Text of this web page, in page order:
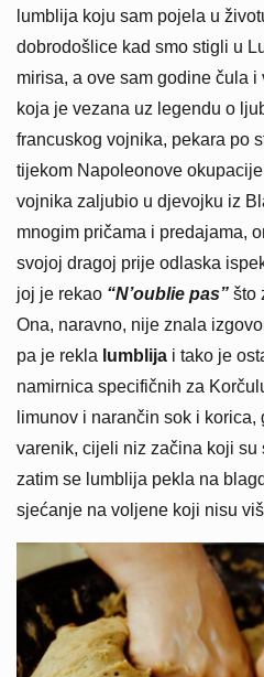
lumblija koju sam pojela u
dobrodošlice kad smo stigli u
mirisa, a ove sam godine čula
koja je vezana uz legendu o
francuskog vojnika, pekara po
tijekom Napoleonove
vojnika zaljubio u djevojku iz
mnogim pričama i predajama,
svojoj dragoj prije odlaska
joj je rekao “N’oublie pas” što
Ona, naravno, nije znala
pa je rekla lumblija i tako je
namirnica specifičnih za
limunov i narančin sok i
varenik, cijeli niz začina koji
zatim se lumblija pekla na
sjećanje na voljene koji nisu